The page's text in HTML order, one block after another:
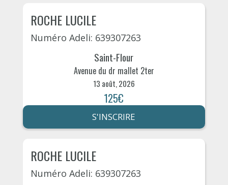
ROCHE LUCILE
Numéro Adeli: 639307263
Saint-Flour
Avenue du dr mallet 2ter
13 août, 2026
125€
S'INSCRIRE
ROCHE LUCILE
Numéro Adeli: 639307263